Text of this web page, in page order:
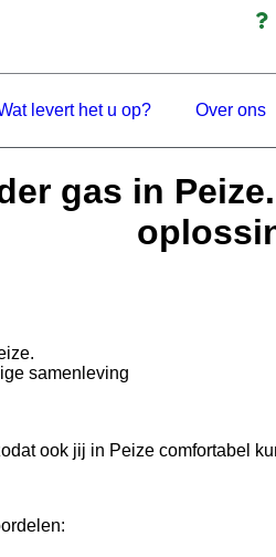
levert het u op? Over ons
gas in
samenleving
ook jij in Peize comfortabel